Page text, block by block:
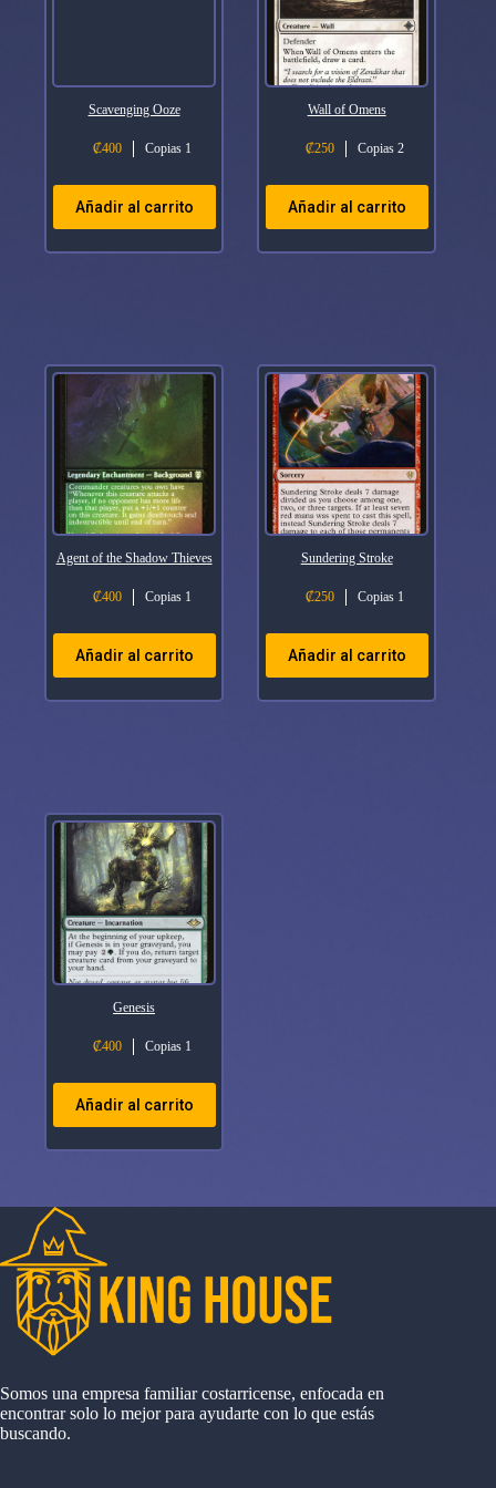
Scavenging Ooze
₡400 Copias 1
Añadir al carrito
Wall of Omens
₡250 Copias 2
Añadir al carrito
Agent of the Shadow Thieves
₡400 Copias 1
Añadir al carrito
Sundering Stroke
₡250 Copias 1
Añadir al carrito
Genesis
₡400 Copias 1
Añadir al carrito
Somos una empresa familiar costarricense, enfocada en
encontrar solo lo mejor para ayudarte con lo que estás
buscando.